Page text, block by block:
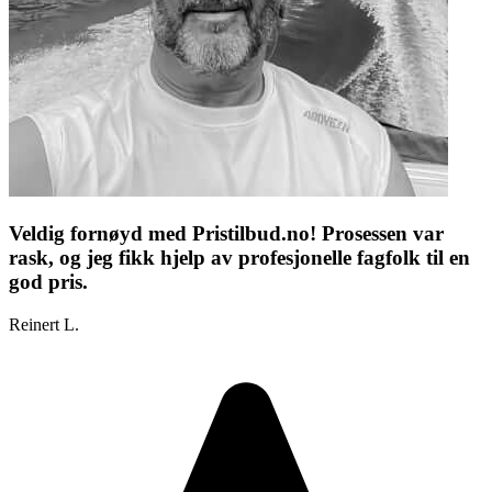
Veldig fornøyd med Pristilbud.no! Prosessen var
rask, og jeg fikk hjelp av profesjonelle fagfolk til en
god pris.
Reinert L.